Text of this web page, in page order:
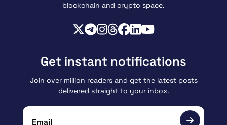
blockchain and crypto space.
Get instant notifications
Join over million readers and get the latest posts
delivered straight to your inbox.